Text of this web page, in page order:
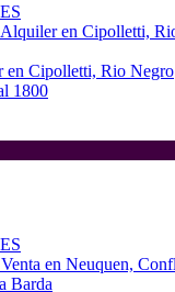
en Cipolletti, Rio Negro
1800